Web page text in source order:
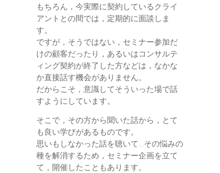
もちろん，今実際に契約しているクライ
アントとの間では，定期的に面談しま
す。
ですが，そうではない，セミナー参加だ
けの顧客だったり，あるいはコンサルテ
ィング契約が終了した方などは，なかな
か直接話す機会がありません。
だからこそ，意識してそういった場で話
すようにしています。
そこで，その方から聞いた話から，とて
も良い学びがあるものです。
思いもしなかった話を聴いて…その悩みの
種を解消するため，セミナー企画を立て
て，開催したこともあります。